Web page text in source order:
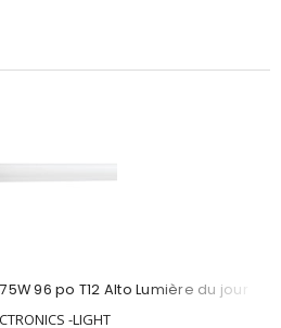
96 po T12 Alto Lumière du jour
-LIGHT